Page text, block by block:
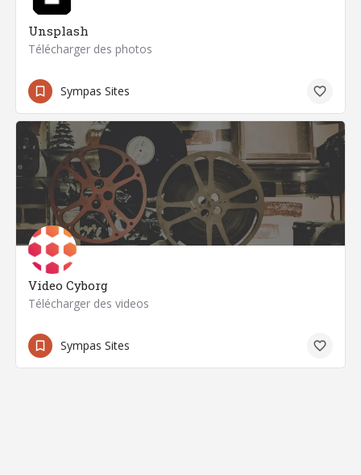
Unsplash
Télécharger des photos
Sympas Sites
Video Cyborg
Télécharger des videos
Sympas Sites